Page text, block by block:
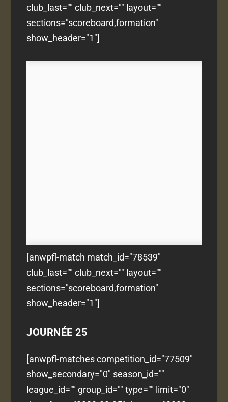
club_last="" club_next="" layout=""
sections="scoreboard,formation"
show_header="1"]
[anwpfl-match match_id="78539"
club_last="" club_next="" layout=""
sections="scoreboard,formation"
show_header="1"]
JOURNÉE 25
[anwpfl-matches competition_id="77509"
show_secondary="0" season_id=""
league_id="" group_id="" type="" limit="0"